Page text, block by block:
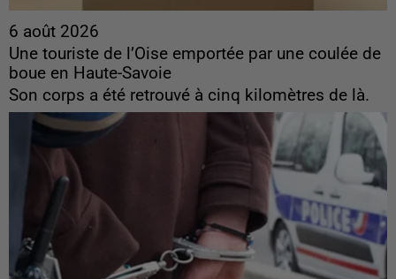
6 août 2026
Une touriste de l’Oise emportée par une coulée de
boue en Haute-Savoie
Son corps a été retrouvé à cinq kilomètres de là.